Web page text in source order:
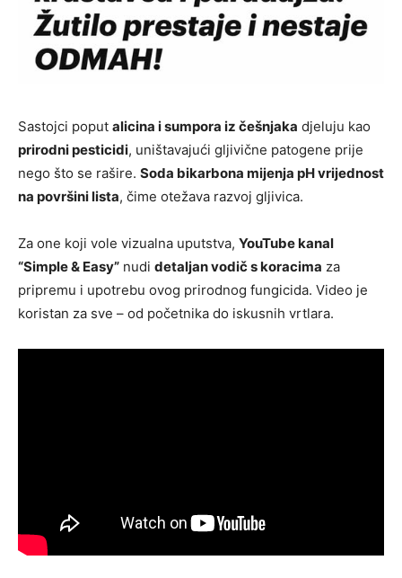
Sastojci poput alicina i sumpora iz češnjaka djeluju kao
prirodni pesticidi, uništavajući gljivične patogene prije
nego što se rašire. Soda bikarbona mijenja pH vrijednost
na površini lista, čime otežava razvoj gljivica.
Za one koji vole vizualna uputstva, YouTube kanal
“Simple & Easy” nudi detaljan vodič s koracima za
pripremu i upotrebu ovog prirodnog fungicida. Video je
koristan za sve – od početnika do iskusnih vrtlara.